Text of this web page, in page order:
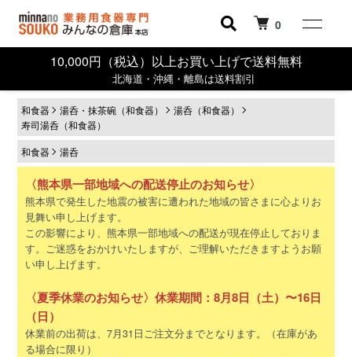
0
10,000円（税込）以上お買い上げで送料無料
北海道・沖縄・離島は送料割引
和食器 湯呑・抹茶碗（和食器）
湯呑（和食器）
寿司湯呑（和食器）
和食器
湯呑
〈熊本県一部地域への配送停止のお知らせ〉
熊本県で発生した地震の被害に遭われた地域の皆さまに心よりお
見舞い申し上げます。
この影響により、熊本県一部地域への配送が現在停止しておりま
す。ご迷惑をおかけいたしますが、ご理解いただきますようお願
い申し上げます。
〈夏季休業のお知らせ〉休業期間：8月8日（土）〜16日
（日）
休業前の出荷は、7月31日ご注文分までとなります。（在庫があ
る場合に限り）